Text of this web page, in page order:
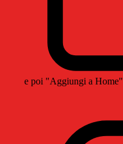
e poi "Aggiungi a Home"